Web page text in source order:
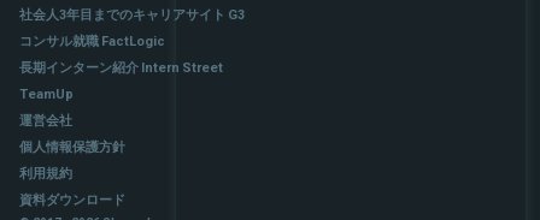
社会人3年目までのキャリアサイト G3
コンサル就職 FactLogic
長期インターン紹介 Intern Street
TeamUp
運営会社
個人情報保護方針
利用規約
資料ダウンロード